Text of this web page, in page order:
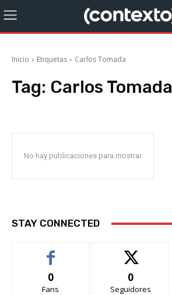
Inicio Etiquetas Carlos Tomada
Tag: Carlos Tomada
No hay publicaciones para mostrar
STAY CONNECTED
0
Fans
0
Seguidores